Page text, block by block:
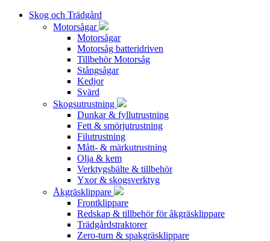
Skog och Trädgård
Motorsågar
Motorsågar
Motorsåg batteridriven
Tillbehör Motorsåg
Stångsågar
Kedjor
Svärd
Skogsutrustning
Dunkar & fyllutrustning
Fett & smörjutrustning
Filutrustning
Mått- & märkutrustning
Olja & kem
Verktygsbälte & tillbehör
Yxor & skogsverktyg
Åkgräsklippare
Frontklippare
Redskap & tillbehör för åkgräsklippare
Trädgårdstraktorer
Zero-turn & spakgräsklippare